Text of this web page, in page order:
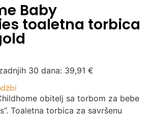
Baby
toaletna torbica
30 dana: 39,91€
obitelj sa torbom za bebe
Toaletna torbica za savršenu